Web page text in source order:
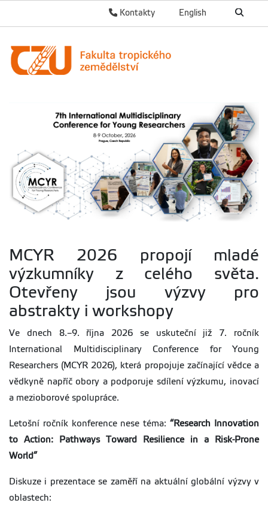
English
Kontakty
MCYR 2026 propojí mladé
výzkumníky z celého světa.
Otevřeny jsou výzvy pro
abstrakty i workshopy
Ve dnech 8.–9. října 2026 se uskuteční již 7. ročník
International Multidisciplinary Conference for Young
Researchers (MCYR 2026), která propojuje začínající vědce a
vědkyně napříč obory a podporuje sdílení výzkumu, inovací
a mezioborové spolupráce.
Letošní ročník konference nese téma:“Research Innovation
to Action: Pathways Toward Resilience in a Risk-Prone
World”
Diskuze i prezentace se zaměří na aktuální globální výzvy v
oblastech: